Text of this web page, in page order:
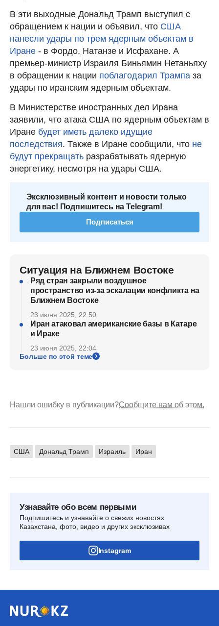
В эти выходные Дональд Трамп выступил с
обращением к нации и объявил, что США
нанесли удары по трем ядерным объектам в
Иране - в Фордо, Натанзе и Исфахане. А
премьер-министр Израиля Биньямин Нетаньяху
в обращении к нации поблагодарил Трампа за
удары по иранским ядерным объектам.
В Министерстве иностранных дел Ирана
заявили, что атака США по ядерным объектам в
Иране будет иметь далеко идущие
последствия. Также в Иране сообщили, что не
будут прекращать разрабатывать ядерную
энергетику, несмотря на удары США.
Эксклюзивный контент и новости только
для вас! Подпишитесь на Telegram!
Подписаться
Ситуация на Ближнем Востоке
Ряд стран закрыли воздушное
пространство из-за эскалации конфликта на
Ближнем Востоке
23 июня 2025, 22:50
Иран атаковал американские базы в Катаре
и Ираке
23 июня 2025, 22:04
Больше по этой теме
Нашли ошибку в публикации?Сообщите нам об этом.
США Дональд Трамп Израиль Иран
Узнавайте обо всем первыми
Подпишитесь и узнавайте о свежих новостях
Казахстана, фото, видео и других эксклюзивах
Instagram